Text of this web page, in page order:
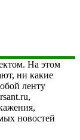
На этом
ни какие
ленту
новостей